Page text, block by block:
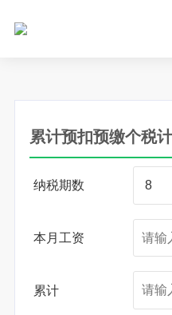
累计预扣预缴个税
纳税期数
本月工资
累计